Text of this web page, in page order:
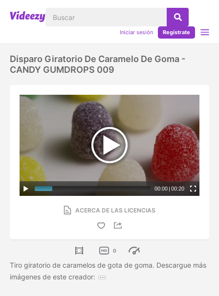
Iniciar sesión Regístrate
Disparo Giratorio De Caramelo De Goma -
CANDY GUMDROPS 009
00:00 | 00:20
ACERCA DE LAS LICENCIAS
0
Tiro giratorio de caramelos de gota de goma. Descargue más
imágenes de este creador: